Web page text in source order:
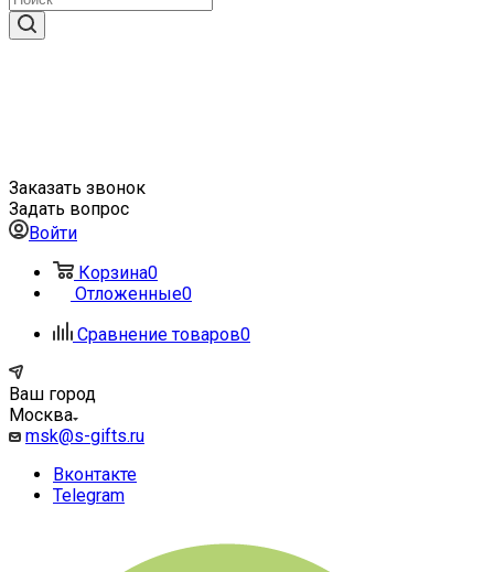
Заказать звонок
Задать вопрос
Войти
Корзина0
Отложенные0
Сравнение товаров0
Ваш город
Москва
msk@s-gifts.ru
Вконтакте
Telegram